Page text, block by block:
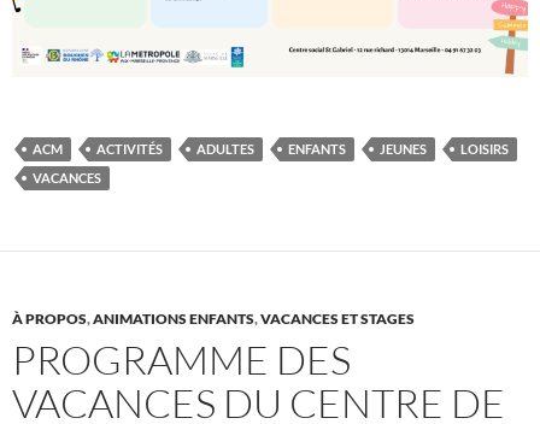
ACM ACTIVITÉS ADULTES ENFANTS JEUNES
LOISIRS
VACANCES
À PROPOS,ANIMATIONS ENFANTS,VACANCES ET STAGES
PROGRAMME DES
VACANCES DU CENTRE DE